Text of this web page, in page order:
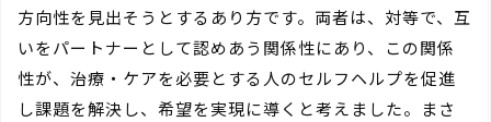
方向性を見出そうとするあり方です。両者は、対等で、互
いをパートナーとして認めあう関係性にあり、この関係
性が、治療・ケアを必要とする人のセルフヘルプを促進
し課題を解決し、希望を実現に導くと考えました。まさ